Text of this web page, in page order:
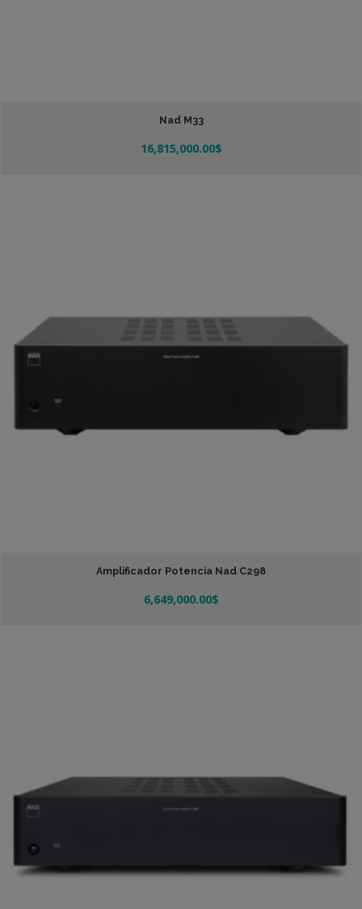
Nad M33
16,815,000.00$
Añadir Al Carrito
Amplificador Potencia Nad C298
6,649,000.00$
Añadir Al Carrito